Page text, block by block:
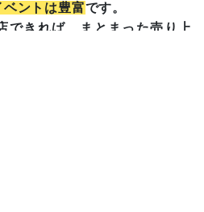
ントは豊富です。
できれば、まとまった売り上